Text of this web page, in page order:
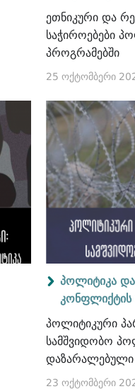
ეთნიკური და
საჭიროებები პოლიტიკური პარტიების საარჩევნო
პროგრამებში
25 ოქტომბერი
პოლიტიკა და
კონფლიქტის
პოლიტიკური
სამშვიდობო
დაზარალებული
დაცვა
23 ოქტომბერი